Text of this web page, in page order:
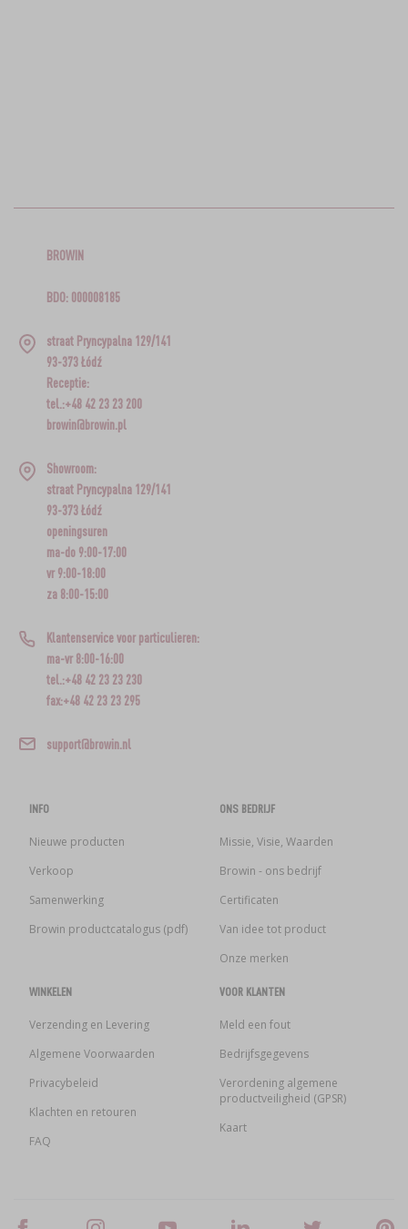
BROWIN
BDO: 000008185
straat Pryncypalna 129/141
93-373 Łódź
Receptie:
tel.:+48 42 23 23 200
browin@browin.pl
Showroom:
straat Pryncypalna 129/141
93-373 Łódź
openingsuren
ma-do 9:00-17:00
vr 9:00-18:00
za 8:00-15:00
Klantenservice voor particulieren:
ma-vr 8:00-16:00
tel.:+48 42 23 23 230
fax:+48 42 23 23 295
support@browin.nl
INFO
Nieuwe producten
Verkoop
Samenwerking
Browin productcatalogus (pdf)
ONS BEDRIJF
Missie, Visie, Waarden
Browin - ons bedrijf
Certificaten
Van idee tot product
Onze merken
WINKELEN
Verzending en Levering
Algemene Voorwaarden
Privacybeleid
Klachten en retouren
FAQ
VOOR KLANTEN
Meld een fout
Bedrijfsgegevens
Verordening algemene
productveiligheid (GPSR)
Kaart